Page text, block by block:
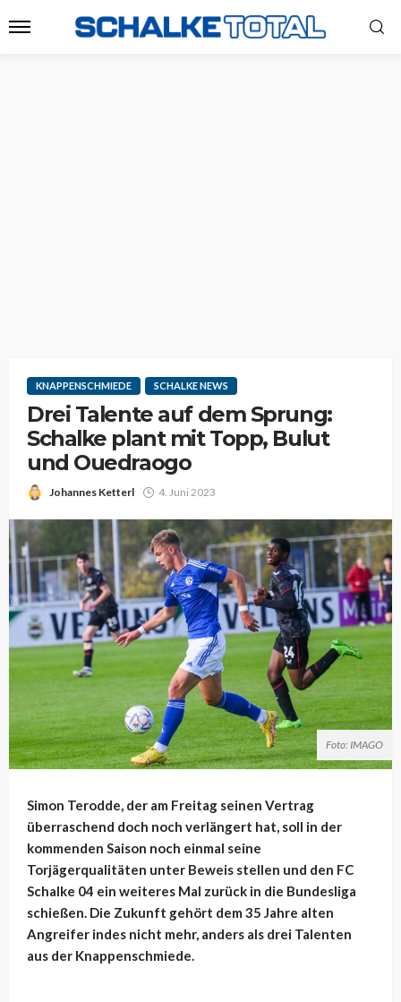
KNAPPENSCHMIEDE SCHALKE NEWS
Drei Talente auf dem Sprung:
Schalke plant mit Topp, Bulut
und Ouedraogo
Johannes Ketterl 4. Juni 2023
Foto: IMAGO
Simon Terodde, der am Freitag seinen Vertrag
überraschend doch noch verlängert hat, soll in der
kommenden Saison noch einmal seine
Torjägerqualitäten unter Beweis stellen und den FC
Schalke 04 ein weiteres Mal zurück in die Bundesliga
schießen. Die Zukunft gehört dem 35 Jahre alten
Angreifer indes nicht mehr, anders als drei Talenten
aus der Knappenschmiede.